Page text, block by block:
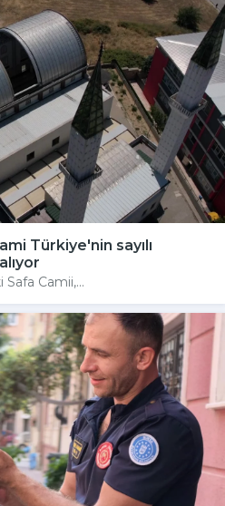
Türkiye'nin sayılı
Camii,...